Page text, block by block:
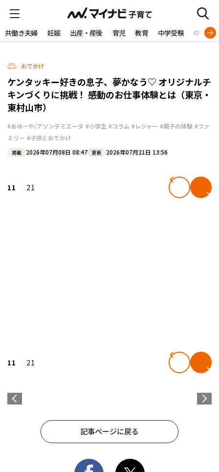
共働き夫婦 妊娠 出産・産後 育児 教育 中学受験 中学生
おでかけ
ケンタッキー好きの息子、夢かなう♡ オリジナルチ
キンづくりに挑戦！ 感動のお仕事体験とは（東京・
東村山市）
#あゆーや/アソンデミエータ #小学生 #コラム #レジャー #親子の体験 #ファ
ミリー #子供とおでかけ
掲載 2026年07月08日 08:47 更新 2026年07月21日 13:56
11 21
11 21
記事ページに戻る